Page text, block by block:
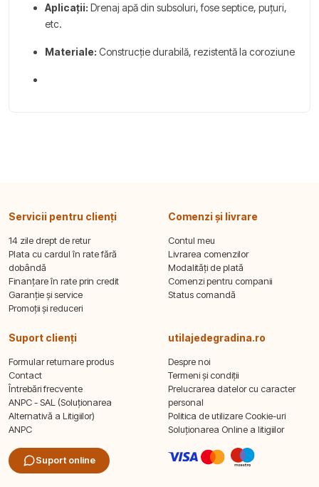
Aplicații: Drenaj apă din subsoluri, fose septice, puțuri,
etc.
Materiale: Construcție durabilă, rezistentă la coroziune
Servicii pentru clienți
14 zile drept de retur
Plata cu cardul în rate fără
dobândă
Finanțare în rate prin credit
Garanție și service
Promoții și reduceri
Comenzi și livrare
Contul meu
Livrarea comenzilor
Modalități de plată
Comenzi pentru companii
Status comandă
Suport clienți
Formular returnare produs
Contact
Întrebări frecvente
ANPC - SAL (Soluționarea
Alternativă a Litigiilor)
ANPC
Suport online
utilajedegradina.ro
Despre noi
Termeni și condiții
Prelucrarea datelor cu caracter
personal
Politica de utilizare Cookie-uri
Soluționarea Online a litigiilor